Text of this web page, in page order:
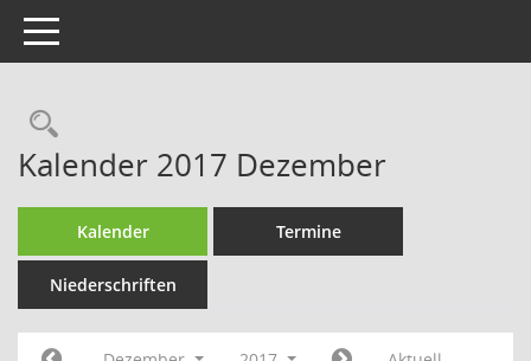
Toggle navigation
Rechercheauswahl
Kalender 2017 Dezember
Kalender Termine
Niederschriften